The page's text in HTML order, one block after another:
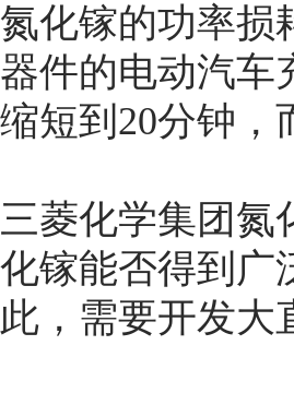
氮化镓的功率损
器件的电动汽车
缩短到20分钟，
三菱化学集团氮
化镓能否得到广
此，需要开发大